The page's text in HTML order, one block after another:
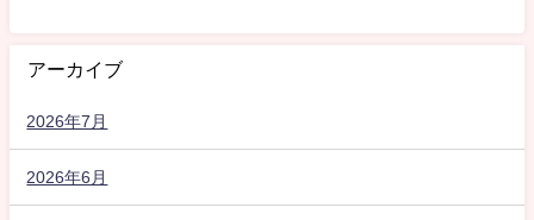
アーカイブ
2026年7月
2026年6月